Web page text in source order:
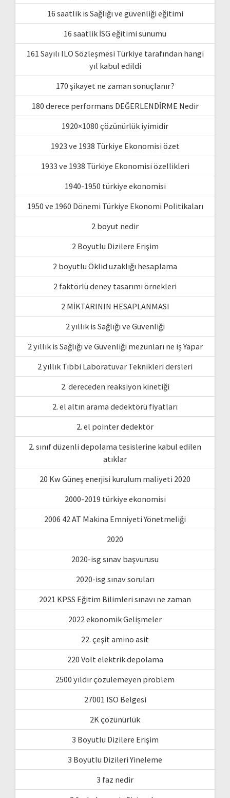
16 saatlik is Sağlığı ve güvenliği eğitimi
16 saatlik İSG eğitimi sunumu
161 Sayılı ILO Sözleşmesi Türkiye tarafından hangi
yıl kabul edildi
170 şikayet ne zaman sonuçlanır?
180 derece performans DEĞERLENDİRME Nedir
1920×1080 çözünürlük iyimidir
1923 ve 1938 Türkiye Ekonomisi özet
1933 ve 1938 Türkiye Ekonomisi özellikleri
1940-1950 türkiye ekonomisi
1950 ve 1960 Dönemi Türkiye Ekonomi Politikaları
2 boyut nedir
2 Boyutlu Dizilere Erişim
2 boyutlu Öklid uzaklığı hesaplama
2 faktörlü deney tasarımı örnekleri
2 MİKTARININ HESAPLANMASI
2 yıllık is Sağlığı ve Güvenliği
2 yıllık is Sağlığı ve Güvenliği mezunları ne iş Yapar
2 yıllık Tıbbi Laboratuvar Teknikleri dersleri
2. dereceden reaksiyon kinetiği
2. el altın arama dedektörü fiyatları
2. el pointer dedektör
2. sınıf düzenli depolama tesislerine kabul edilen
atıklar
20 Kw Güneş enerjisi kurulum maliyeti 2020
2000-2019 türkiye ekonomisi
2006 42 AT Makina Emniyeti Yönetmeliği
2020
2020-isg sınav başvurusu
2020-isg sınav soruları
2021 KPSS Eğitim Bilimleri sınavı ne zaman
2022 ekonomik Gelişmeler
22. çeşit amino asit
220 Volt elektrik depolama
2500 yıldır çözülemeyen problem
27001 ISO Belgesi
2K çözünürlük
3 Boyutlu Dizilere Erişim
3 Boyutlu Dizileri Yineleme
3 faz nedir